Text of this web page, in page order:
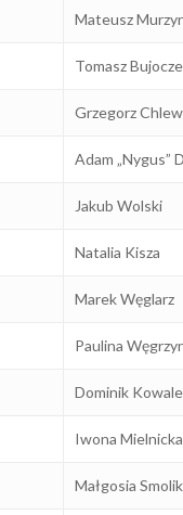
Mateusz
Tomasz
Grzegorz
Adam „Nygus”
Jakub Wolski
Natalia Kisza
Marek Węglarz
Paulina
Dominik
Iwona Mielnicka
Małgosia Smolik